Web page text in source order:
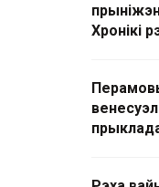
Хронікі